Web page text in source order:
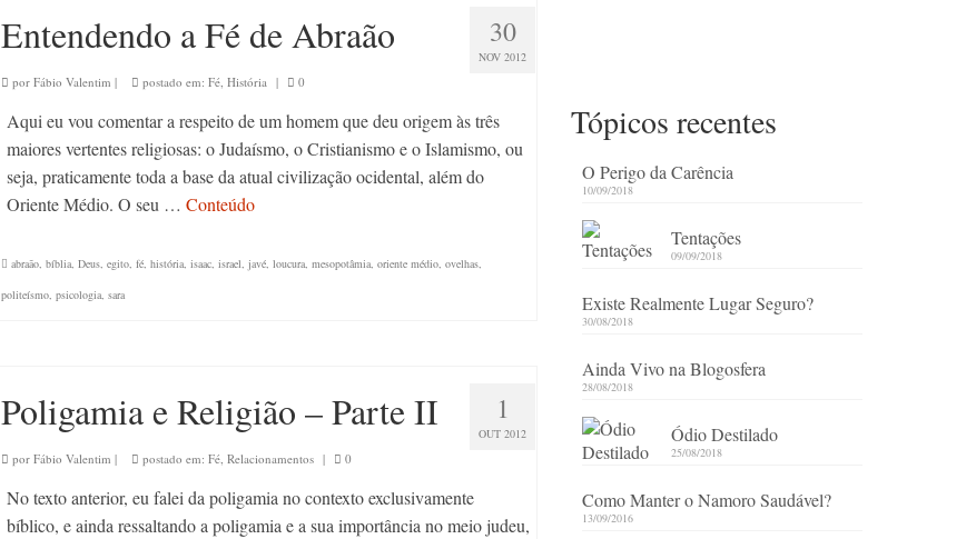
30
NOV 2012
Entendendo a Fé de Abraão
por Fábio Valentim | postado em: Fé, História | 0
Aqui eu vou comentar a respeito de um homem que deu origem às três
maiores vertentes religiosas: o Judaísmo, o Cristianismo e o Islamismo, ou
seja, praticamente toda a base da atual civilização ocidental, além do
Oriente Médio. O seu … Conteúdo
abraão, bíblia, Deus, egito, fé, história, isaac, israel javé, loucura, mesopotâmia, oriente médio, ovelhas,
politeísmo, psicologia, sara
1
OUT 2012
Poligamia e Religião – Parte II
por Fábio Valentim | postado em: Fé, Relacionamentos | 0
No texto anterior, eu falei da poligamia no contexto exclusivamente
bíblico, e ainda ressaltando a poligamia e a sua importância no meio judeu,
Tópicos recentes
O Perigo da Carência
10/09/2018
Tentações
09/09/2018
Existe Realmente Lugar Seguro?
30/08/2018
Ainda Vivo na Blogosfera
28/08/2018
Ódio Destilado
25/08/2018
Como Manter o Namoro Saudável?
13/09/2016